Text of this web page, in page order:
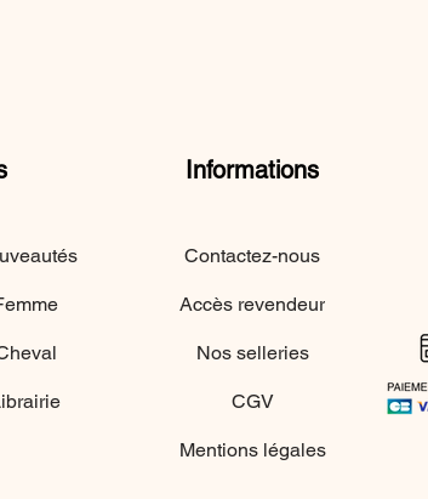
Informations
Contactez-nous
Accès revendeur
Nos selleries
CGV
Mentions légales